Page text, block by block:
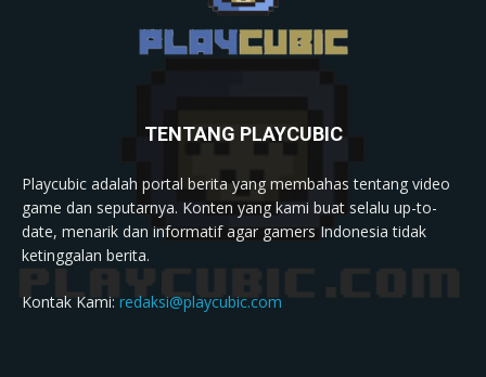
TENTANG PLAYCUBIC
Playcubic adalah portal berita yang membahas tentang video
game dan seputarnya. Konten yang kami buat selalu up-to-
date, menarik dan informatif agar gamers Indonesia tidak
ketinggalan berita.
Kontak Kami:redaksi@playcubic.com